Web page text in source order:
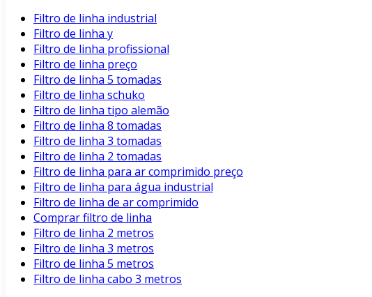
Filtro de linha industrial
Filtro de linha y
Filtro de linha profissional
Filtro de linha preço
Filtro de linha 5 tomadas
Filtro de linha schuko
Filtro de linha tipo alemão
Filtro de linha 8 tomadas
Filtro de linha 3 tomadas
Filtro de linha 2 tomadas
Filtro de linha para ar comprimido preço
Filtro de linha para água industrial
Filtro de linha de ar comprimido
Comprar filtro de linha
Filtro de linha 2 metros
Filtro de linha 3 metros
Filtro de linha 5 metros
Filtro de linha cabo 3 metros